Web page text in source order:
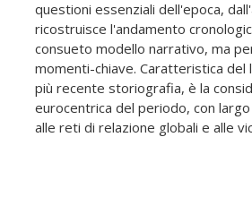
questioni essenziali dell'epoca,
ricostruisce l'andamento
consueto modello narrativo, ma
momenti-chiave. Caratteristica del
più recente storiografia, è la
eurocentrica del periodo, con
alle reti di relazione globali e alle